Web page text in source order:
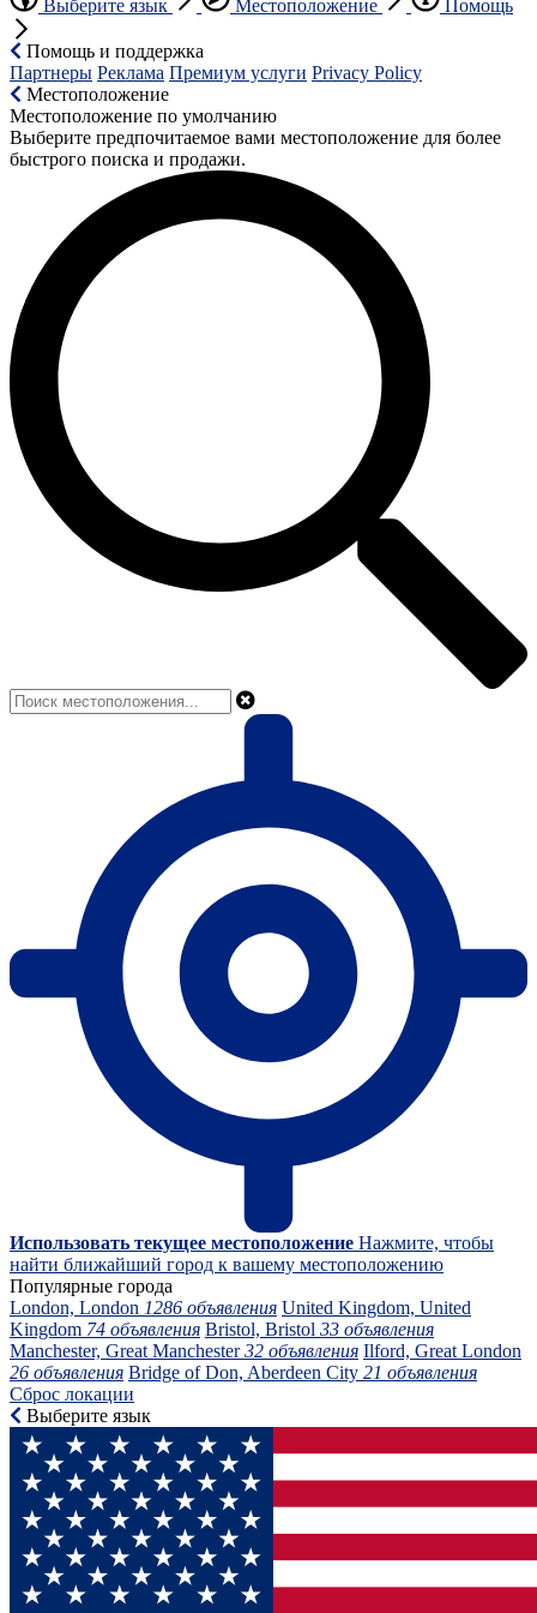
Выберите язык Местоположение Помощь
Помощь и поддержка
Партнеры Реклама Премиум услуги Privacy Policy
Местоположение
Местоположение по умолчанию
Выберите предпочитаемое вами местоположение для более
быстрого поиска и продажи.
Использовать текущее местоположение Нажмите, чтобы
найти ближайший город к вашему местоположению
Популярные города
London, London 1286 объявления United Kingdom, United
Kingdom 74 объявления Bristol, Bristol 33 объявления
Manchester, Great Manchester32 объявления Ilford, Great London
26 объявления Bridge of Don, Aberdeen City 21 объявления
Сброс локации
Выберите язык